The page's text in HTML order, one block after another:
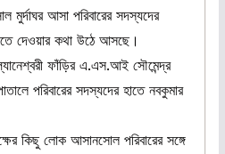
মুর্দাঘর আসা পরিবারের সদস্যদের
দেওয়ার কথা উঠে আসছে।
ফাঁড়ির এ.এস.আই সৌমেন্দ্র
পরিবারের সদস্যদের হাতে নবকুমার
কিছু লোক আসানসোল পরিবারের সঙ্গে